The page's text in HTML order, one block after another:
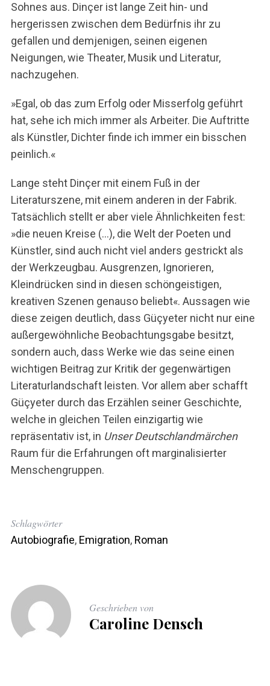
Sohnes aus. Dinçer ist lange Zeit hin- und
hergerissen zwischen dem Bedürfnis ihr zu
gefallen und demjenigen, seinen eigenen
Neigungen, wie Theater, Musik und Literatur,
nachzugehen.
»Egal, ob das zum Erfolg oder Misserfolg geführt
hat, sehe ich mich immer als Arbeiter. Die Auftritte
als Künstler, Dichter finde ich immer ein bisschen
peinlich.«
Lange steht Dinçer mit einem Fuß in der
Literaturszene, mit einem anderen in der Fabrik.
Tatsächlich stellt er aber viele Ähnlichkeiten fest:
»die neuen Kreise (…), die Welt der Poeten und
Künstler, sind auch nicht viel anders gestrickt als
der Werkzeugbau. Ausgrenzen, Ignorieren,
Kleindrücken sind in diesen schöngeistigen,
kreativen Szenen genauso beliebt«. Aussagen wie
diese zeigen deutlich, dass Güçyeter nicht nur eine
außergewöhnliche Beobachtungsgabe besitzt,
sondern auch, dass Werke wie das seine einen
wichtigen Beitrag zur Kritik der gegenwärtigen
Literaturlandschaft leisten. Vor allem aber schafft
Güçyeter durch das Erzählen seiner Geschichte,
welche in gleichen Teilen einzigartig wie
repräsentativ ist, in Unser Deutschlandmärchen
Raum für die Erfahrungen oft marginalisierter
Menschengruppen.
Schlagwörter
Autobiografie, Emigration, Roman
Geschrieben von
Caroline Densch